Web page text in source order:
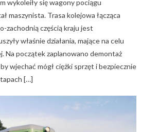
wykoleiły się wagony pociągu
maszynista. Trasa kolejowa łącząca
zachodnią częścią kraju jest
właśnie działania, mające na celu
Na początek zaplanowano demontaż
wjechać mógł ciężki sprzęt i bezpiecznie
[…]